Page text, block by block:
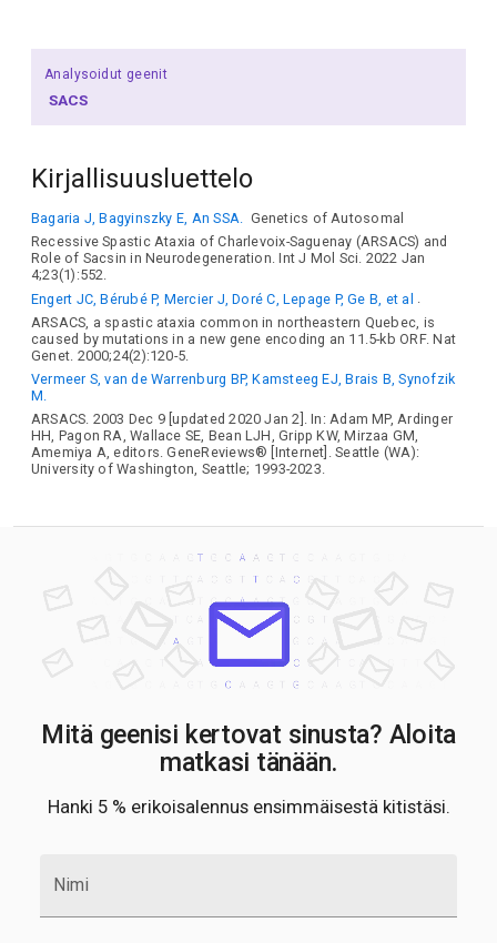
Analysoidut geenit
SACS
Kirjallisuusluettelo
Bagaria J, Bagyinszky E, An SSA. Genetics of Autosomal
Recessive Spastic Ataxia of Charlevoix-Saguenay (ARSACS) and
Role of Sacsin in Neurodegeneration. Int J Mol Sci. 2022 Jan
4;23(1):552.
Engert JC, Bérubé P, Mercier J, Doré C, Lepage P, Ge B, et al .
ARSACS, a spastic ataxia common in northeastern Quebec, is
caused by mutations in a new gene encoding an 11.5-kb ORF. Nat
Genet. 2000;24(2):120-5.
Vermeer S, van de Warrenburg BP, Kamsteeg EJ, Brais B, Synofzik
M.
ARSACS. 2003 Dec 9 [updated 2020 Jan 2]. In: Adam MP, Ardinger
HH, Pagon RA, Wallace SE, Bean LJH, Gripp KW, Mirzaa GM,
Amemiya A, editors. GeneReviews® [Internet]. Seattle (WA):
University of Washington, Seattle; 1993-2023.
Mitä geenisi kertovat sinusta? Aloita
matkasi tänään.
Hanki 5 % erikoisalennus ensimmäisestä kitistäsi.
Nimi